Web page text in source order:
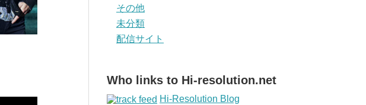
その他
未分類
配信サイト
Who links to Hi-resolution.net
Hi-Resolution Blog